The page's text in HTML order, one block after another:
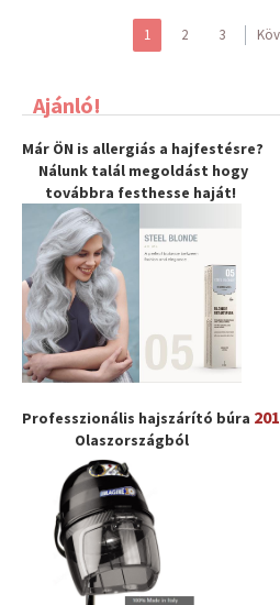
1 2 3
Ajánló!
Már ÖN is allergiás a hajfestésre?
Nálunk talál megoldást hogy
továbbra festhesse haját!
Professzionális hajszárító búra
Olaszországból